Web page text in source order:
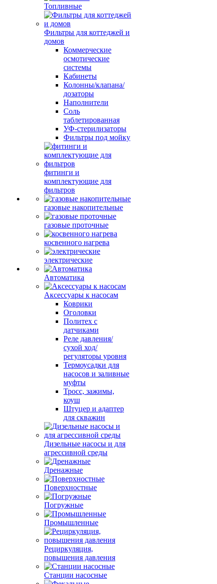
Топливные
Фильтры для коттеджей и
домов
Коммерческие
осмотические
системы
Кабинеты
Колонны/клапана/
дозаторы
Наполнители
Соль
таблетированная
УФ-стерилизаторы
Фильтры под мойку
фитинги и
комплектующие для
фильтров
газовые накопительные
газовые проточные
косвенного нагрева
электрические
Автоматика
Аксессуары к насосам
Коврики
Оголовки
Политех с
датчиками
Реле давления/
сухой ход/
регуляторы уровня
Термоусадки для
насосов и заливные
муфты
Тросс, зажимы,
коуш
Штуцер и адаптер
для скважин
Дизельные насосы и для
агрессивной среды
Дренажные
Поверхностные
Погружные
Промышленные
Рециркуляция,
повышения давления
Станции насосные